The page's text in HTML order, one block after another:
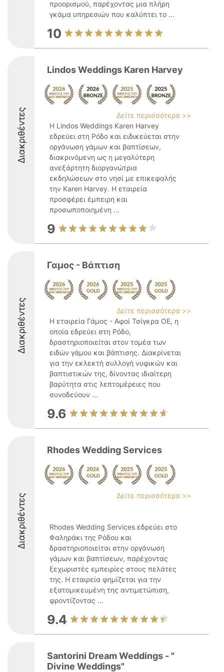
προορισμού, παρέχοντας μια πλήρη
γκάμα υπηρεσιών που καλύπτει το ...
10
Διακριθέντες
Lindos Weddings Karen Harvey
Δείτε περισσότερα >>
Η Lindos Weddings Karen Harvey
εδρεύει στη Ρόδο και ειδικεύεται στην
οργάνωση γάμων και βαπτίσεων,
διακρινόμενη ως η μεγαλύτερη
ανεξάρτητη διοργανώτρια
εκδηλώσεων στο νησί με επικεφαλής
την Karen Harvey. Η εταιρεία
προσφέρει έμπειρη και
προσωποποιημένη ...
9
Διακριθέντες
Γαμος - Βάπτιση
Δείτε περισσότερα >>
Η εταιρεία Γάμος - Αφοί Τσίγκρα ΟΕ, η
οποία εδρεύει στη Ρόδο,
δραστηριοποιείται στον τομέα των
ειδών γάμου και βάπτισης. Διακρίνεται
για την εκλεκτή συλλογή νυφικών και
βαπτιστικών της, δίνοντας ιδιαίτερη
βαρύτητα στις λεπτομέρειες που
συνοδεύουν ...
9.6
Διακριθέντες
Rhodes Wedding Services
Δείτε περισσότερα >>
Rhodes Wedding Services εδρεύει στο
Φαληράκι της Ρόδου και
δραστηριοποιείται στην οργάνωση
γάμων και βαπτίσεων, παρέχοντας
ξεχωριστές εμπειρίες στους πελάτες
της. Η εταιρεία φημίζεται για την
εξατομικευμένη της αντιμετώπιση,
φροντίζοντας ...
9.4
Santorini Dream Weddings - "
Divine Weddings"